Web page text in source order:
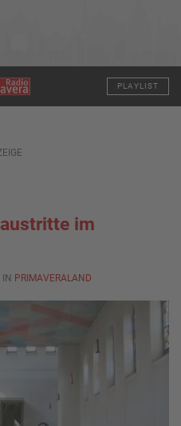
PLAYLIST
im
PRIMAVERALAND